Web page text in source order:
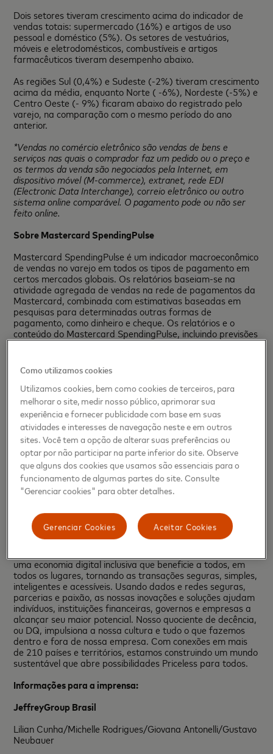
Dois setores tiveram crescimento acima do indicador de
vendas totais: supermercado (16%) e artigos de uso
pessoal e doméstico (5%). Os setores de vestuários,
móveis e eletrodomésticos, combustíveis e artigos
farmacêuticos tiveram desempenho abaixo.
As regiões Sul (0,4%) e Sudeste (-2%) tiveram crescimento
acima da média, enquanto Norte ( -6%), Nordeste (-5%) e
Centro Oeste (- 9%) ficaram abaixo do registrado pelo
varejo, na comparação com o mesmo período do ano
anterior.
*Vendas no comércio eletrônico são vendas de bens e
serviços nas quais o comprador faz um pedido ou o preço e
os termos da venda são negociados pela Internet, em
dispositivo móvel (M-commerce), extranet, rede EDI
(Electronic Data Interchange), correio eletrônico ou outro
sistema online comparável. O pagamento pode ou não ser
feito online.
Sobre Mastercard SpendingPulse
Mastercard SpendingPulse é um indicador macroeconômico
de vendas no varejo em todos os tipos de pagamento em
certos mercados globais. Os relatórios baseiam-se na
atividade agregada de vendas na rede de pagamentos da
Mastercard, combinada com estimativas baseadas em
pesquisas para determinadas outras formas de
pagamento, como dinheiro e cheque. Os relatórios e o
conteúdo do Mastercard SpendingPulse, incluindo previsões
estimadas de tendências de gastos, não contêm, refletem
operacional ou financeiro real da Mastercard ou com dados
específicos do emissor do cartão de pagamento.
Sobre Mastercard Recovery Insights
A Mastercard lançou o Recovery Insights para ajudar
empresas e governos a gerenciar melhor os riscos de
saúde, segurança e econômicos apresentados pela Covid-
19. A iniciativa baseia-se nas plataformas de análise e
experimentação da Mastercard, sua prática de consultoria
de longa data e insights exclusivos orientados a dados para
fornecer ferramentas, inovação e pesquisa relevantes e
oportunas.
Sobre Mastercard
A Mastercard é uma empresa global de tecnologia do setor
uma economia digital inclusiva que beneficie a todos, em
todos os lugares, tornando as transações seguras, simples,
inteligentes e acessíveis. Usando dados e redes seguras,
parcerias e paixão, as nossas inovações e soluções ajudam
indivíduos, instituições financeiras, governos e empresas a
alcançar seu maior potencial. Nosso quociente de decência,
ou DQ, impulsiona a nossa cultura e tudo o que fazemos
dentro e fora de nossa empresa. Com conexões em mais
de 210 países e territórios, estamos construindo um mundo
sustentável que abre possibilidades Priceless para todos.
Informações para a imprensa:
JeffreyGroup Brasil
Lilian Cunha/Michelle Rodrigues/Giovana Antonelli/Gustavo
Neubauer
Como utilizamos cookies
Utilizamos cookies, bem como cookies de terceiros, para
melhorar o site, medir nosso público, aprimorar sua
experiência e fornecer publicidade com base em suas
atividades e interesses de navegação neste e em outros
sites. Você tem a opção de alterar suas preferências ou
optar por não participar na parte inferior do site. Observe
que alguns dos cookies que usamos são essenciais para o
funcionamento de algumas partes do site. Consulte
"Gerenciar cookies" para obter detalhes.
Aceitar Cookies
Gerenciar Cookies